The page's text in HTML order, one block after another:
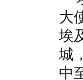
大
埃
城
中